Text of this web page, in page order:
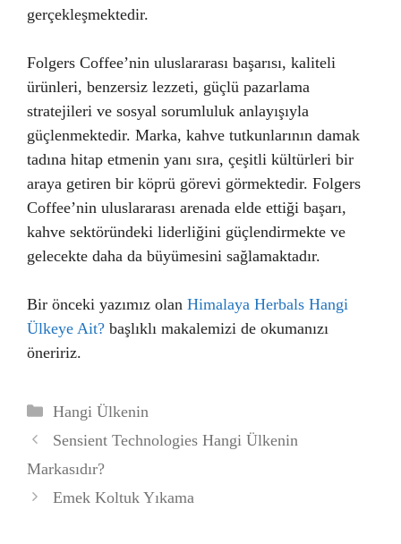
gerçekleşmektedir.
Folgers Coffee’nin uluslararası başarısı, kaliteli
ürünleri, benzersiz lezzeti, güçlü pazarlama
stratejileri ve sosyal sorumluluk anlayışıyla
güçlenmektedir. Marka, kahve tutkunlarının damak
tadına hitap etmenin yanı sıra, çeşitli kültürleri bir
araya getiren bir köprü görevi görmektedir. Folgers
Coffee’nin uluslararası arenada elde ettiği başarı,
kahve sektöründeki liderliğini güçlendirmekte ve
gelecekte daha da büyümesini sağlamaktadır.
Bir önceki yazımız olan Himalaya Herbals Hangi
Ülkeye Ait? başlıklı makalemizi de okumanızı
öneririz.
Kategoriler
Hangi Ülkenin
Sensient Technologies Hangi Ülkenin
Markasıdır?
Emek Koltuk Yıkama